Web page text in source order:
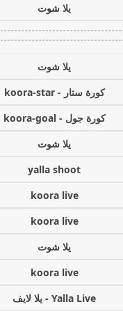
يلا شوت
يلا شوت
كورة ستار - koora-star
كورة جول - koora-goal
يلا شوت
yalla shoot
koora live
koora live
يلا شوت
koora live
Yalla Live - يلا لايف